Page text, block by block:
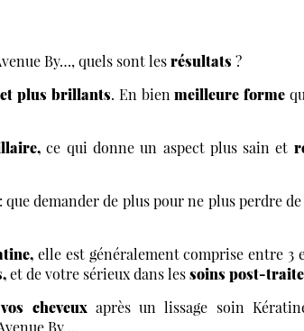
By…, quels sont lesrésultats ?
plus brillants. En bienmeilleure forme
ce qui donne un aspect plus sain et
: que demander de plus pour ne plus perdre
elle est généralement comprise entre 3
et de votre sérieux dans lessoins post-
cheveux après un lissage soin
By….